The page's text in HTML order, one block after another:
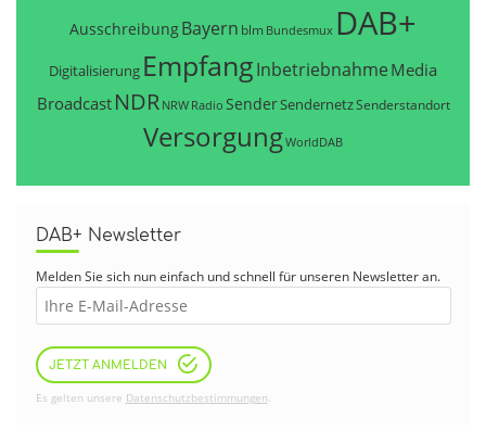
AusschreibungBayern blm Bundesmux DAB+
Digitalisierung EmpfangInbetriebnahme Media
Broadcast NDR NRW Radio SenderSendernetzSenderstandort
VersorgungWorldDAB
DAB+ Newsletter
Melden Sie sich nun einfach und schnell für unseren Newsletter an.
JETZT ANMELDEN
Es gelten unsere Datenschutzbestimmungen